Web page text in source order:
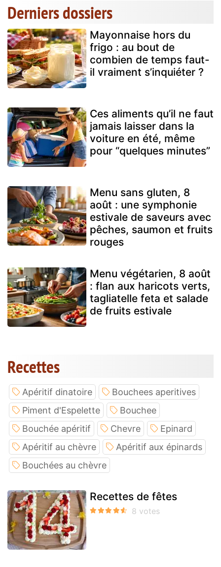
Derniers dossiers
Mayonnaise hors du
frigo : au bout de
combien de temps faut-
il vraiment s’inquiéter ?
Ces aliments qu’il ne faut
jamais laisser dans la
voiture en été, même
pour “quelques minutes”
Menu sans gluten, 8
août : une symphonie
estivale de saveurs avec
pêches, saumon et fruits
rouges
Menu végétarien, 8 août
: flan aux haricots verts,
tagliatelle feta et salade
de fruits estivale
Recettes
Apéritif dinatoire
Bouchees aperitives
Piment d'Espelette
Bouchee
Bouchée apéritif
Chevre
Epinard
Apéritif au chèvre
Apéritif aux épinards
Bouchées au chèvre
Recettes de fêtes